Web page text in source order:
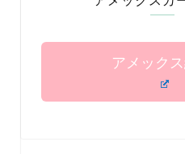
アメック